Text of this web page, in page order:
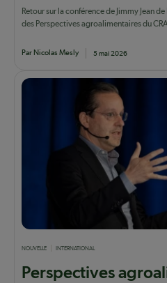
Retour sur la conférence de Jimmy Jean
des Perspectives agroalimentaires du
Par Nicolas Mesly 5 mai 2026
NOUVELLE INTERNATIONAL
Perspectives